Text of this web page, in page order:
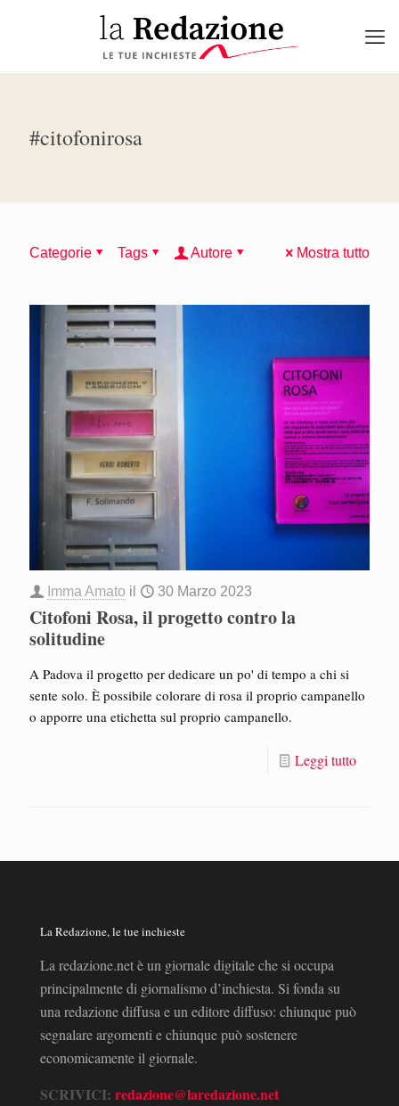
#citofonirosa
Categorie Tags Autore Mostra tutto
Imma Amato il 30 Marzo 2023
Citofoni Rosa, il progetto contro la
solitudine
A Padova il progetto per dedicare un po' di tempo a chi si
sente solo. È possibile colorare di rosa il proprio campanello
o apporre una etichetta sul proprio campanello.
Leggi tutto
La Redazione, le tue inchieste
La redazione.net è un giornale digitale che si occupa
principalmente di giornalismo d’inchiesta. Si fonda su
una redazione diffusa e un editore diffuso: chiunque può
segnalare argomenti e chiunque può sostenere
economicamente il giornale.
SCRIVICI: redazione@laredazione.net